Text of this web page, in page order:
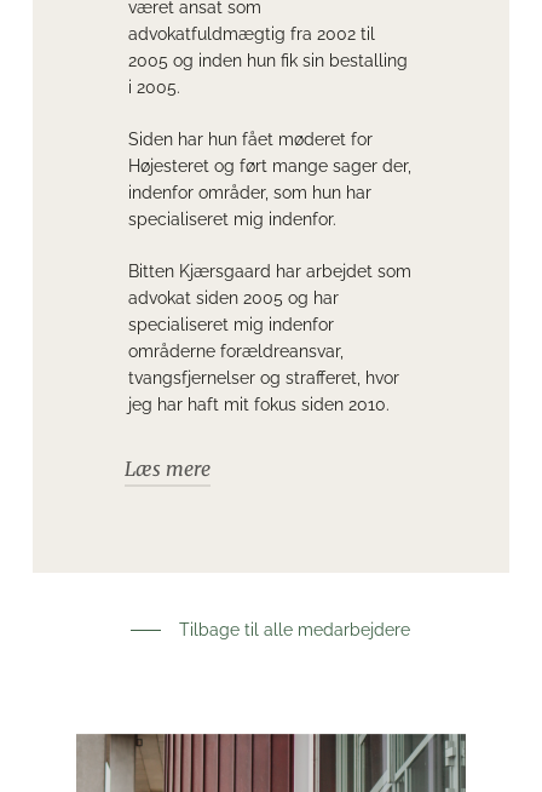
været ansat som
advokatfuldmægtig fra 2002 til
2005 og inden hun fik sin bestalling
i 2005.
Siden har hun fået møderet for
Højesteret og ført mange sager der,
indenfor områder, som hun har
specialiseret mig indenfor.
Bitten Kjærsgaard har arbejdet som
advokat siden 2005 og har
specialiseret mig indenfor
områderne forældreansvar,
tvangsfjernelser og strafferet, hvor
jeg har haft mit fokus siden 2010.
Læs mere
kommuner, i Ankestyrelserne og i
Det er vigtigt, at du som barn eller
Tilbage til alle medarbejdere